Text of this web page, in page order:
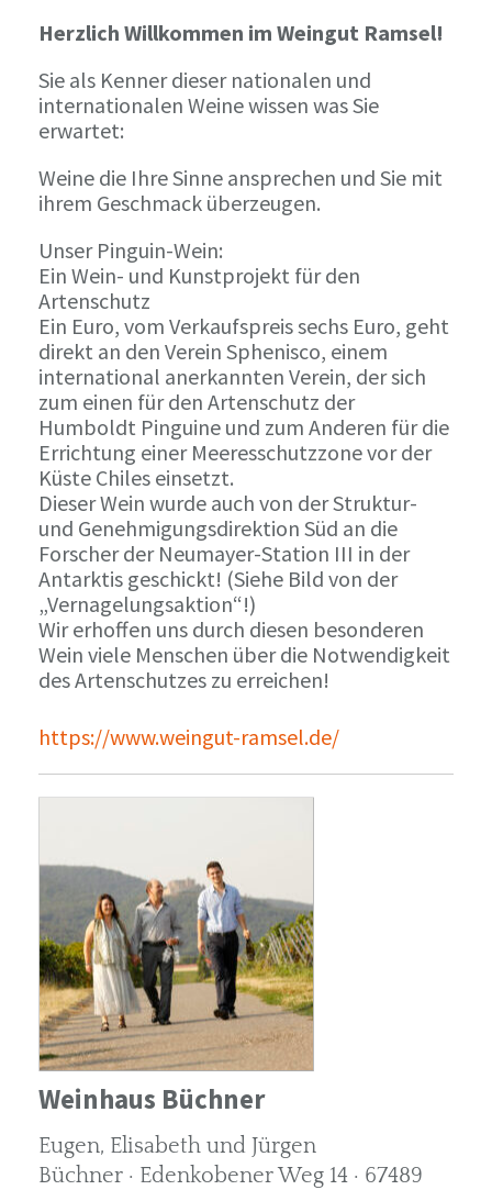
Herzlich Willkommen im Weingut Ramsel!
Sie als Kenner dieser nationalen und
internationalen Weine wissen was Sie
erwartet:
Weine die Ihre Sinne ansprechen und Sie mit
ihrem Geschmack überzeugen.
Unser Pinguin-Wein:
Ein Wein- und Kunstprojekt für den
Artenschutz
Ein Euro, vom Verkaufspreis sechs Euro, geht
direkt an den Verein Sphenisco, einem
international anerkannten Verein, der sich
zum einen für den Artenschutz der
Humboldt Pinguine und zum Anderen für die
Errichtung einer Meeresschutzzone vor der
Küste Chiles einsetzt.
Dieser Wein wurde auch von der Struktur-
und Genehmigungsdirektion Süd an die
Forscher der Neumayer-Station III in der
Antarktis geschickt! (Siehe Bild von der
„Vernagelungsaktion“!)
Wir erhoffen uns durch diesen besonderen
Wein viele Menschen über die Notwendigkeit
des Artenschutzes zu erreichen!
https://www.weingut-ramsel.de/
Weinhaus Büchner
Eugen, Elisabeth und Jürgen
Büchner · Edenkobener Weg 14 · 67489